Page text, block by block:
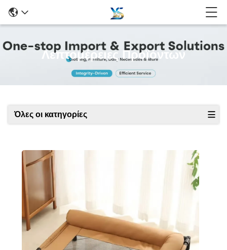
Λεπτομέρειες Προϊόντων
Όλες οι κατηγορίες